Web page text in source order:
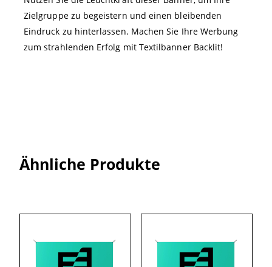
Zielgruppe zu begeistern und einen bleibenden
Eindruck zu hinterlassen. Machen Sie Ihre Werbung
zum strahlenden Erfolg mit Textilbanner Backlit!
Ähnliche Produkte